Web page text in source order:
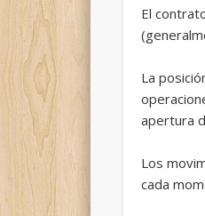
El
La
apertura
Los
cada